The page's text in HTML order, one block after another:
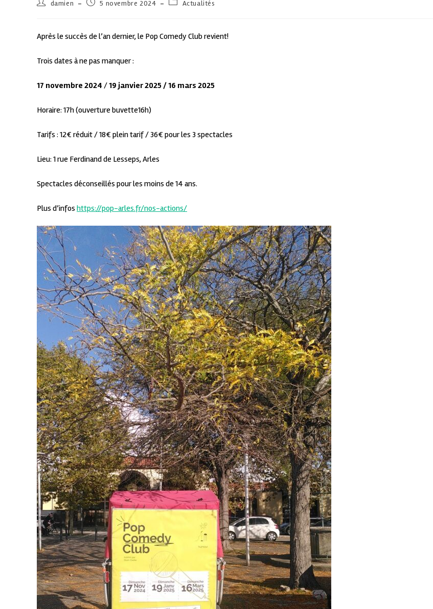
damien 5 novembre 2024 Actualités
Après le succès de l’an dernier, le Pop Comedy Club revient!
Trois dates à ne pas manquer :
17 novembre 2024 /19 janvier 2025 / 16 mars 2025
Horaire: 17h (ouverture buvette16h)
Tarifs : 12€ réduit / 18€ plein tarif / 36€ pour les 3 spectacles
Lieu: 1 rue Ferdinand de Lesseps, Arles
Spectacles déconseillés pour les moins de 14 ans.
Plus d’infos https://pop-arles.fr/nos-actions/